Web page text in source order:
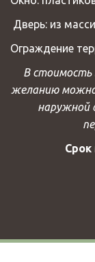
Дверь: из
Ограждение
В стоимость
желанию
наружной
Срок